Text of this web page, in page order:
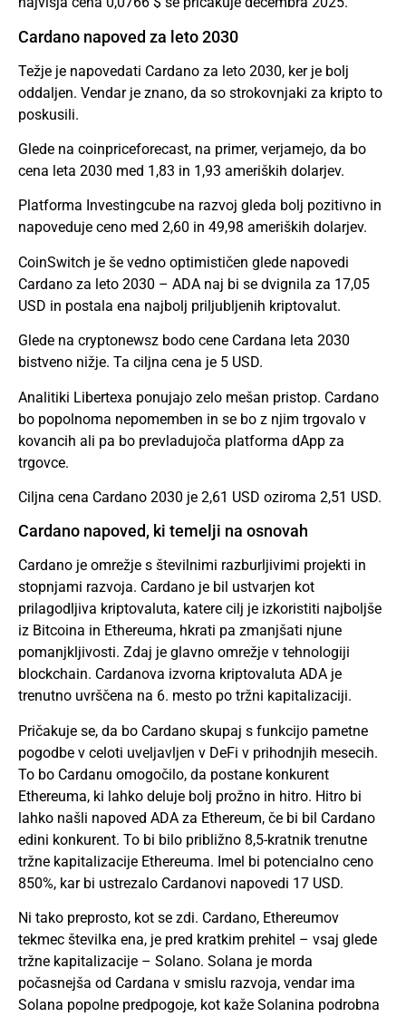
Cardano napoved za leto 2030
Težje je napovedati Cardano za leto 2030, ker je bolj
oddaljen. Vendar je znano, da so strokovnjaki za kripto to
poskusili.
Glede na coinpriceforecast, na primer, verjamejo, da bo
cena leta 2030 med 1,83 in 1,93 ameriških dolarjev.
Platforma Investingcube na razvoj gleda bolj pozitivno in
napoveduje ceno med 2,60 in 49,98 ameriških dolarjev.
CoinSwitch je še vedno optimističen glede napovedi
Cardano za leto 2030 – ADA naj bi se dvignila za 17,05
USD in postala ena najbolj priljubljenih kriptovalut.
Glede na cryptonewsz bodo cene Cardana leta 2030
bistveno nižje. Ta ciljna cena je 5 USD.
Analitiki Libertexa ponujajo zelo mešan pristop. Cardano
bo popolnoma nepomemben in se bo z njim trgovalo v
kovancih ali pa bo prevladujoča platforma dApp za
trgovce.
Ciljna cena Cardano 2030 je 2,61 USD oziroma 2,51 USD.
Cardano napoved, ki temelji na osnovah
Cardano je omrežje s številnimi razburljivimi projekti in
stopnjami razvoja. Cardano je bil ustvarjen kot
prilagodljiva kriptovaluta, katere cilj je izkoristiti najboljše
iz Bitcoina in Ethereuma, hkrati pa zmanjšati njune
pomanjkljivosti. Zdaj je glavno omrežje v tehnologiji
blockchain. Cardanova izvorna kriptovaluta ADA je
trenutno uvrščena na 6. mesto po tržni kapitalizaciji.
Pričakuje se, da bo Cardano skupaj s funkcijo pametne
pogodbe v celoti uveljavljen v DeFi v prihodnjih mesecih.
To bo Cardanu omogočilo, da postane konkurent
Ethereuma, ki lahko deluje bolj prožno in hitro. Hitro bi
lahko našli napoved ADA za Ethereum, če bi bil Cardano
edini konkurent. To bi bilo približno 8,5-kratnik trenutne
tržne kapitalizacije Ethereuma. Imel bi potencialno ceno
850%, kar bi ustrezalo Cardanovi napovedi 17 USD.
Ni tako preprosto, kot se zdi. Cardano, Ethereumov
tekmec številka ena, je pred kratkim prehitel – vsaj glede
tržne kapitalizacije – Solano. Solana je morda
počasnejša od Cardana v smislu razvoja, vendar ima
Solana popolne predpogoje, kot kaže Solanina podrobna